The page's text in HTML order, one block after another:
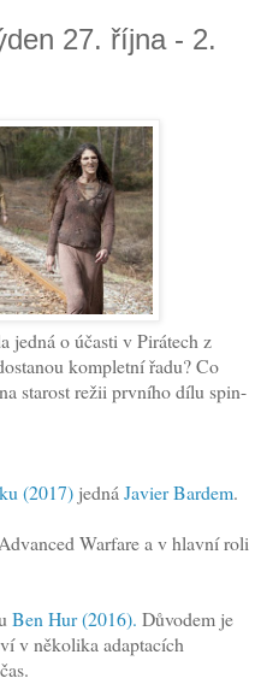
27. října - 2.
jedná o účasti v Pirátech z
kompletní řadu? Co
starost režii prvního dílu spin-
(2017) jedná Javier Bardem.
Warfare a v hlavní roli
Ben Hur (2016). Důvodem je
v několika adaptacích